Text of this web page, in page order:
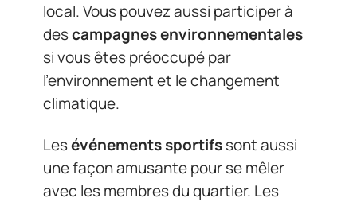
local. Vous pouvez aussi participer à
descampagnes environnementales
si vous êtes préoccupé par
l’environnement et le changement
climatique.
Lesévénements sportifssont aussi
une façon amusante pour se mêler
avec les membres du quartier. Les